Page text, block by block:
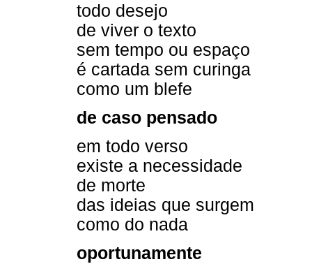
todo desejo
de viver o texto
sem tempo ou espaço
é cartada sem curinga
como um blefe
de caso pensado
em todo verso
existe a necessidade
de morte
das ideias que surgem
como do nada
oportunamente